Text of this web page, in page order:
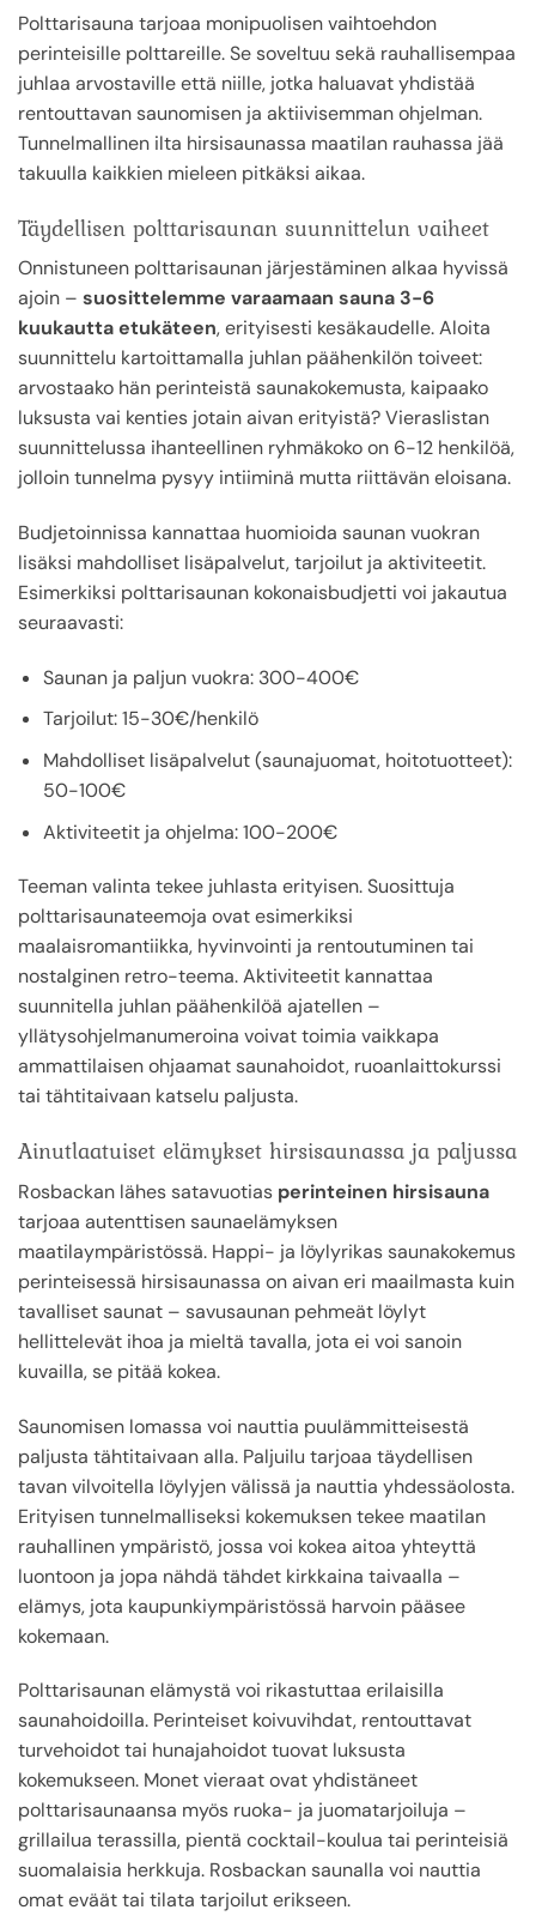
Polttarisauna tarjoaa monipuolisen vaihtoehdon
perinteisille polttareille. Se soveltuu sekä rauhallisempaa
juhlaa arvostaville että niille, jotka haluavat yhdistää
rentouttavan saunomisen ja aktiivisemman ohjelman.
Tunnelmallinen ilta hirsisaunassa maatilan rauhassa jää
takuulla kaikkien mieleen pitkäksi aikaa.
Täydellisen polttarisaunan suunnittelun vaiheet
Onnistuneen polttarisaunan järjestäminen alkaa hyvissä
ajoin – suosittelemme varaamaan sauna 3-6
kuukautta etukäteen, erityisesti kesäkaudelle. Aloita
suunnittelu kartoittamalla juhlan päähenkilön toiveet:
arvostaako hän perinteistä saunakokemusta, kaipaako
luksusta vai kenties jotain aivan erityistä? Vieraslistan
suunnittelussa ihanteellinen ryhmäkoko on 6-12 henkilöä,
jolloin tunnelma pysyy intiiminä mutta riittävän eloisana.
Budjetoinnissa kannattaa huomioida saunan vuokran
lisäksi mahdolliset lisäpalvelut, tarjoilut ja aktiviteetit.
Esimerkiksi polttarisaunan kokonaisbudjetti voi jakautua
seuraavasti:
Saunan ja paljun vuokra: 300-400€
Tarjoilut: 15-30€/henkilö
Mahdolliset lisäpalvelut (saunajuomat, hoitotuotteet):
50-100€
Aktiviteetit ja ohjelma: 100-200€
Teeman valinta tekee juhlasta erityisen. Suosittuja
polttarisaunateemoja ovat esimerkiksi
maalaisromantiikka, hyvinvointi ja rentoutuminen tai
nostalginen retro-teema. Aktiviteetit kannattaa
suunnitella juhlan päähenkilöä ajatellen –
yllätysohjelmanumeroina voivat toimia vaikkapa
ammattilaisen ohjaamat saunahoidot, ruoanlaittokurssi
tai tähtitaivaan katselu paljusta.
Ainutlaatuiset elämykset hirsisaunassa ja paljussa
Rosbackan lähes satavuotias perinteinen hirsisauna
tarjoaa autenttisen saunaelämyksen
maatilaympäristössä. Happi- ja löylyrikas saunakokemus
perinteisessä hirsisaunassa on aivan eri maailmasta kuin
tavalliset saunat – savusaunan pehmeät löylyt
hellittelevät ihoa ja mieltä tavalla, jota ei voi sanoin
kuvailla, se pitää kokea.
Saunomisen lomassa voi nauttia puulämmitteisestä
paljusta tähtitaivaan alla. Paljuilu tarjoaa täydellisen
tavan vilvoitella löylyjen välissä ja nauttia yhdessäolosta.
Erityisen tunnelmalliseksi kokemuksen tekee maatilan
rauhallinen ympäristö, jossa voi kokea aitoa yhteyttä
luontoon ja jopa nähdä tähdet kirkkaina taivaalla –
elämys, jota kaupunkiympäristössä harvoin pääsee
kokemaan.
Polttarisaunan elämystä voi rikastuttaa erilaisilla
saunahoidoilla. Perinteiset koivuvihdat, rentouttavat
turvehoidot tai hunajahoidot tuovat luksusta
kokemukseen. Monet vieraat ovat yhdistäneet
polttarisaunaansa myös ruoka- ja juomatarjoiluja –
grillailua terassilla, pientä cocktail-koulua tai perinteisiä
suomalaisia herkkuja. Rosbackan saunalla voi nauttia
omat eväät tai tilata tarjoilut erikseen.